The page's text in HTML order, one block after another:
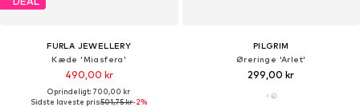
FURLA JEWELLERY
Kæde 'Miasfera'
490,00 kr
Oprindeligt: 700,00 kr
Sidste laveste pris:501,75 kr-2%
PILGRIM
Øreringe 'Arlet'
299,00 kr